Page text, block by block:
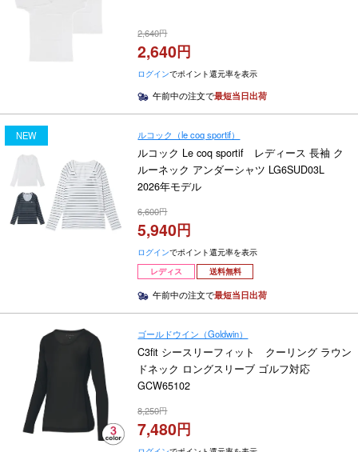
2,640
2,640
ログインでポイント還元率を表示
午前中の注文で最短当日出荷
NEW ルコック（le coq sportif）
ルコック Le coq sportif レディース 長袖 ク
ルーネック アンダーシャツ LG6SUD03L
2026年モデル
6,600
5,940
ログインでポイント還元率を表示
レディス
送料無料
午前中の注文で最短当日出荷
ゴールドウイン（Goldwin）
C3fit シースリーフィット クーリング ラウン
ドネック ロングスリーブ ゴルフ対応
GCW65102
8,250
7,480